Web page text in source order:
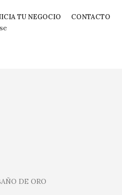
TU NEGOCIO CONTACTO
DE ORO